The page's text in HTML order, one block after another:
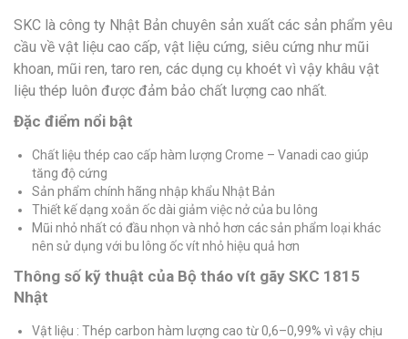
SKC là công ty Nhật Bản chuyên sản xuất các sản phẩm yêu
cầu về vật liệu cao cấp, vật liệu cứng, siêu cứng như mũi
khoan, mũi ren, taro ren, các dụng cụ khoét vì vậy khâu vật
liệu thép luôn được đảm bảo chất lượng cao nhất.
Đặc điểm nổi bật
Chất liệu thép cao cấp hàm lượng Crome – Vanadi cao giúp
tăng độ cứng
Sản phẩm chính hãng nhập khẩu Nhật Bản
Thiết kế dạng xoắn ốc dài giảm việc nở của bu lông
Mũi nhỏ nhất có đầu nhọn và nhỏ hơn các sản phẩm loại khác
nên sử dụng với bu lông ốc vít nhỏ hiệu quả hơn
Thông số kỹ thuật của Bộ tháo vít gãy SKC 1815
Nhật
Vật liệu : Thép carbon hàm lượng cao từ 0,6–0,99% vì vậy chịu